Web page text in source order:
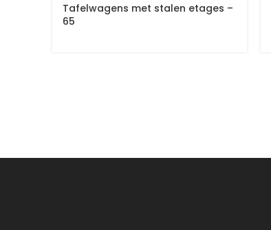
Tafelwagens met stalen etages –
65